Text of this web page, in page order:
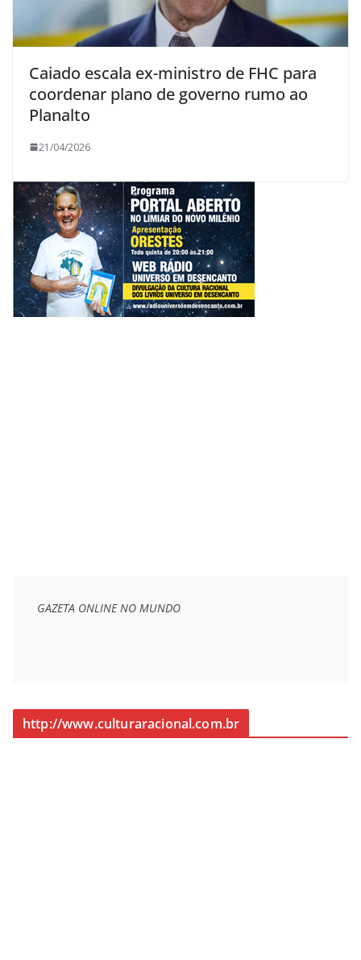
Caiado escala ex-ministro de FHC para
coordenar plano de governo rumo ao
Planalto
21/04/2026
GAZETA ONLINE NO MUNDO
http://www.culturaracional.com.br